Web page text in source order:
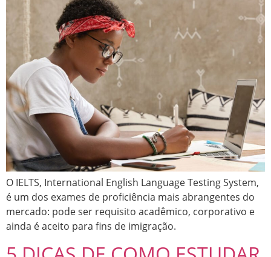
O IELTS, International English Language Testing System,
é um dos exames de proficiência mais abrangentes do
mercado: pode ser requisito acadêmico, corporativo e
ainda é aceito para fins de imigração.